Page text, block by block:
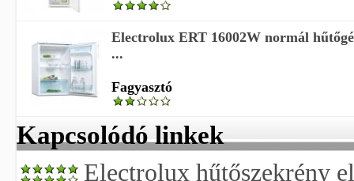
Electrolux ERT 16002W normál
...
Fagyasztó
Kapcsolódó linkek
Electrolux hűtőszekrény